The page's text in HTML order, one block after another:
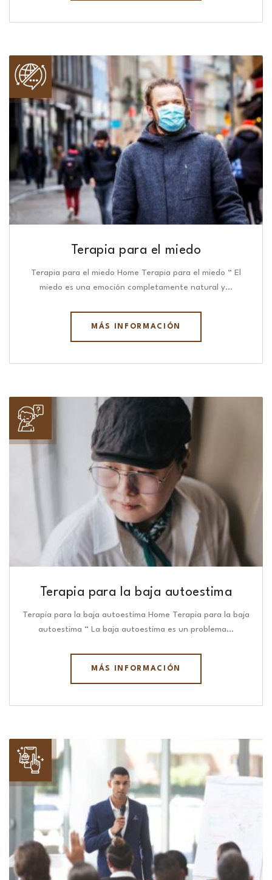
Terapia para el miedo
Terapia para el miedo Home Terapia para el miedo “ El
miedo es una emoción completamente natural y…
MÁS INFORMACIÓN
Terapia para la baja autoestima
Terapia para la baja autoestima Home Terapia para la baja
autoestima “ La baja autoestima es un problema…
MÁS INFORMACIÓN